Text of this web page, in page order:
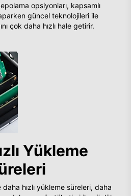
opsiyonları, kapsamlı
güncel teknolojileri ile
çok daha hızlı hale getirir.
Yükleme
hızlı yükleme süreleri, daha